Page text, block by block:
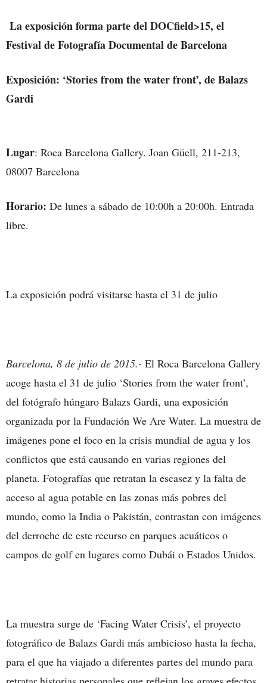
La exposición forma parte del DOCfield>15, el
Festival de Fotografía Documental de Barcelona
Exposición: ‘Stories from the water front’, de Balazs
Gardi
Lugar: Roca Barcelona Gallery. Joan Güell, 211-213,
08007 Barcelona
Horario: De lunes a sábado de 10:00h a 20:00h. Entrada
libre.
La exposición podrá visitarse hasta el 31 de julio
Barcelona, 8 de julio de 2015.- El Roca Barcelona Gallery
acoge hasta el 31 de julio ‘Stories from the water front’,
del fotógrafo húngaro Balazs Gardi, una exposición
organizada por la Fundación We Are Water. La muestra de
imágenes pone el foco en la crisis mundial de agua y los
conflictos que está causando en varias regiones del
planeta. Fotografías que retratan la escasez y la falta de
acceso al agua potable en las zonas más pobres del
mundo, como la India o Pakistán, contrastan con imágenes
del derroche de este recurso en parques acuáticos o
campos de golf en lugares como Dubái o Estados Unidos.
La muestra surge de ‘Facing Water Crisis’, el proyecto
fotográfico de Balazs Gardi más ambicioso hasta la fecha,
para el que ha viajado a diferentes partes del mundo para